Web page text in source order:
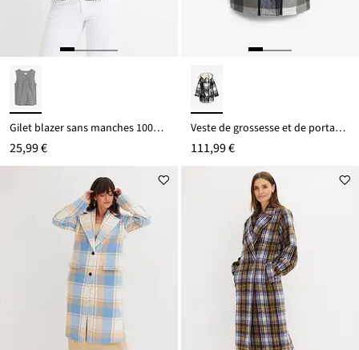
Gilet blazer sans manches 100% coton
25,99 €
Veste de grossesse et de portage en laine avec doublure peluche
111,99 €